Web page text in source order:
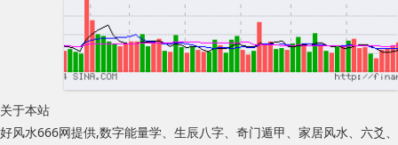
关于本站
好风水666网提供,数字能量学、生辰八字、奇门遁甲、家居风水、六爻、